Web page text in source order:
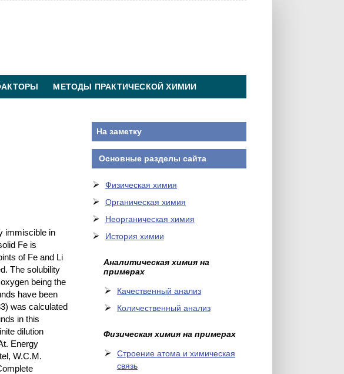
МЕТОДЫ ПРАКТИЧЕСКОЙ ХИМИИ
immiscible in
Fe is
of Fe and Li
The solubility
being the
have been
was calculated
in this
dilution
Energy
W.C.M.
На заметку
Основные разделы сайта
Физическая химия
Органическая химия
Неорганическая химия
История химии
Аналитическая химия на
примерах
Качественный анализ
Количественный анализ
Физическая химия на примерах
Cтроение атома и химическая
связь